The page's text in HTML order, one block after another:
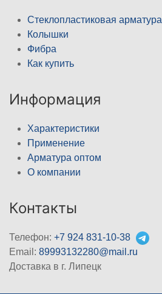
Стеклопластиковая арматура
Колышки
Фибра
Как купить
Информация
Характеристики
Применение
Арматура оптом
О компании
Контакты
Телефон: +7 924 831-10-38
Email: 89993132280@mail.ru
Доставка в г. Липецк